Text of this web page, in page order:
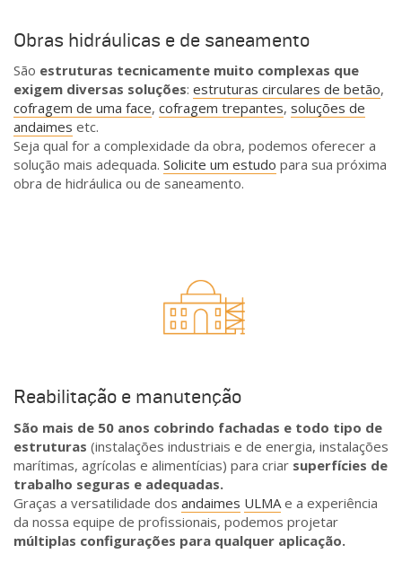
Obras hidráulicas e de saneamento
São estruturas tecnicamente muito complexas que
exigem diversas soluções: estruturas circulares de betão,
cofragem de uma face, cofragem trepantes, soluções de
andaimes etc.
Seja qual for a complexidade da obra, podemos oferecer a
solução mais adequada. Solicite um estudo para sua próxima
obra de hidráulica ou de saneamento.
Reabilitação e manutenção
São mais de 50 anos cobrindo fachadas e todo tipo de
estruturas (instalações industriais e de energia, instalações
marítimas, agrícolas e alimentícias) para criar superfícies de
trabalho seguras e adequadas.
Graças a versatilidade dos andaimes ULMA e a experiência
da nossa equipe de profissionais, podemos projetar
múltiplas configurações para qualquer aplicação.